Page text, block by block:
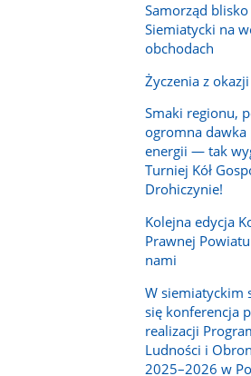
Samorząd
Siemiatycki na
obchodach
Życzenia z
Smaki regionu,
ogromna dawka
energii — tak
Turniej Kół
Drohiczynie!
Kolejna edycja
Prawnej
nami
W siemiatyckim
się konferencja
realizacji
Ludności i
2025–2026 w